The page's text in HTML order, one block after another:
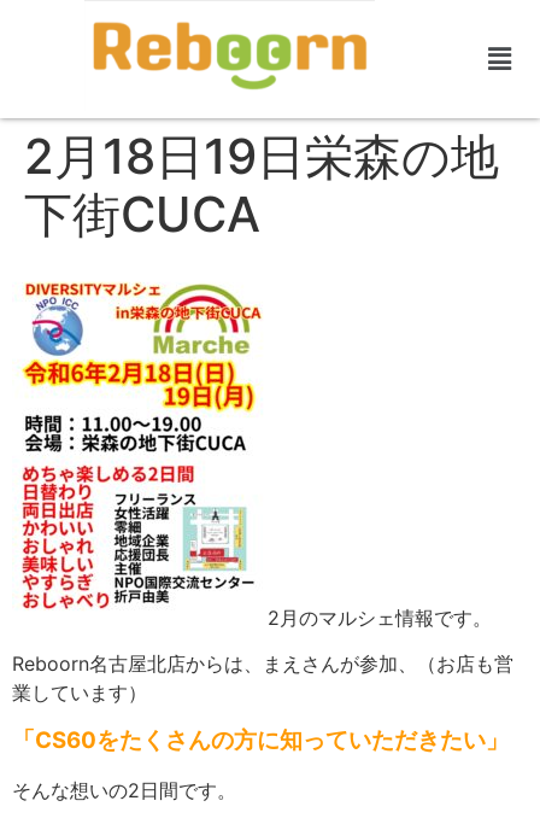
2月18日19日栄森の地
下街CUCA
2月のマルシェ情報です。
Reboorn名古屋北店からは、まえさんが参加、（お店も営
業しています）
「CS60をたくさんの方に知っていただきたい」
そんな想いの2日間です。